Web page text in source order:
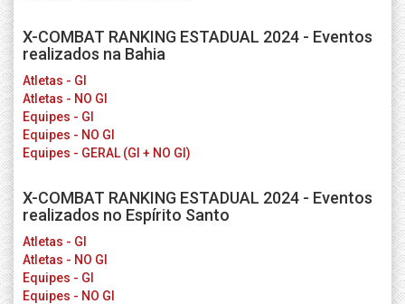
X-COMBAT RANKING ESTADUAL 2024 - Eventos
realizados na Bahia
Atletas - GI
Atletas - NO GI
Equipes - GI
Equipes - NO GI
Equipes - GERAL (GI + NO GI)
X-COMBAT RANKING ESTADUAL 2024 - Eventos
realizados no Espírito Santo
Atletas - GI
Atletas - NO GI
Equipes - GI
Equipes - NO GI